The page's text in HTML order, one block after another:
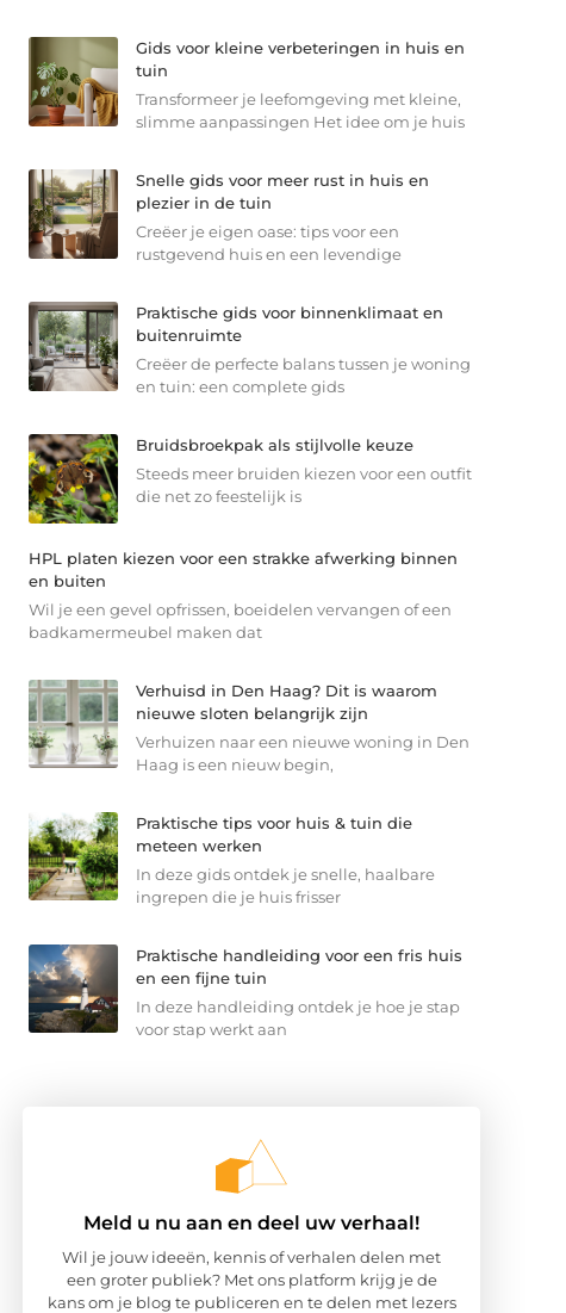
Gids voor kleine verbeteringen in huis en
tuin
Transformeer je leefomgeving met kleine,
slimme aanpassingen Het idee om je huis
Snelle gids voor meer rust in huis en
plezier in de tuin
Creëer je eigen oase: tips voor een
rustgevend huis en een levendige
Praktische gids voor binnenklimaat en
buitenruimte
Creëer de perfecte balans tussen je woning
en tuin: een complete gids
Bruidsbroekpak als stijlvolle keuze
Steeds meer bruiden kiezen voor een outfit
die net zo feestelijk is
HPL platen kiezen voor een strakke afwerking binnen
en buiten
Wil je een gevel opfrissen, boeidelen vervangen of een
badkamermeubel maken dat
Verhuisd in Den Haag? Dit is waarom
nieuwe sloten belangrijk zijn
Verhuizen naar een nieuwe woning in Den
Haag is een nieuw begin,
Praktische tips voor huis & tuin die
meteen werken
In deze gids ontdek je snelle, haalbare
ingrepen die je huis frisser
Praktische handleiding voor een fris huis
en een fijne tuin
In deze handleiding ontdek je hoe je stap
voor stap werkt aan
Meld u nu aan en deel uw verhaal!
Wil je jouw ideeën, kennis of verhalen delen met
een groter publiek? Met ons platform krijg je de
kans om je blog te publiceren en te delen met lezers